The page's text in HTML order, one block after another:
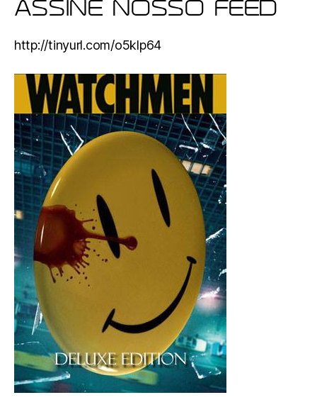
ASSINE NOSSO FEED
http://tinyurl.com/o5klp64